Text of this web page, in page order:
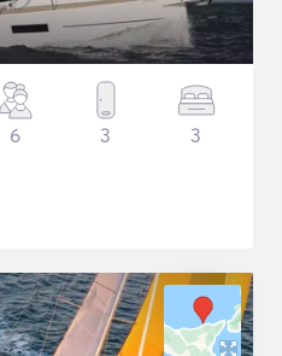
6 3 3